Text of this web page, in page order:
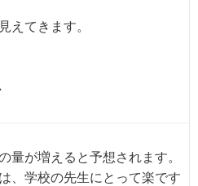
えてきます。
量が増えると予想されます。
、学校の先生にとって楽です